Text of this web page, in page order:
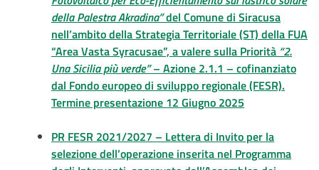
della Palestra Akradina”del Comune di Siracusa
nell’ambito della Strategia Territoriale (ST) della FUA
“Area Vasta Syracusae”, a valere sulla Priorità “2.
Una Sicilia più verde”– Azione 2.1.1 – cofinanziato
dal Fondo europeo di sviluppo regionale (FESR).
Termine presentazione 12 Giugno 2025
PR FESR 2021/2027 – Lettera di Invito per la
selezione dell’operazione inserita nel Programma